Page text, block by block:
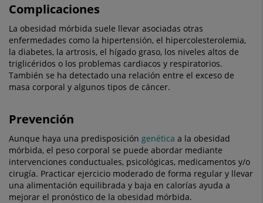
Complicaciones
La obesidad mórbida suele llevar asociadas otras
enfermedades como la hipertensión, el hipercolesterolemia,
la diabetes, la artrosis, el hígado graso, los niveles altos de
triglicéridos o los problemas cardiacos y respiratorios.
También se ha detectado una relación entre el exceso de
masa corporal y algunos tipos de cáncer.
Prevención
Aunque haya una predisposición genética a la obesidad
mórbida, el peso corporal se puede abordar mediante
intervenciones conductuales, psicológicas, medicamentos y/o
cirugía. Practicar ejercicio moderado de forma regular y llevar
una alimentación equilibrada y baja en calorías ayuda a
mejorar el pronóstico de la obesidad mórbida.